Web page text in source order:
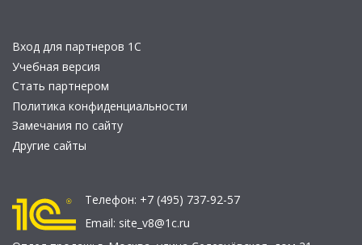
Вход для партнеров 1С
Учебная версия
Стать партнером
Политика конфиденциальности
Замечания по сайту
Другие сайты
Телефон: +7 (495) 737-92-57
Email: site_v8@1c.ru